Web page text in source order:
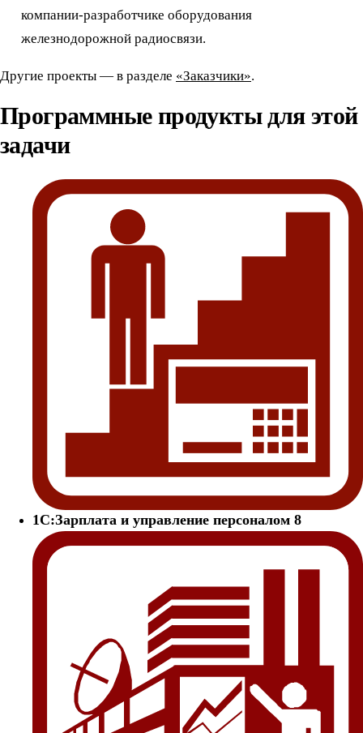
компании-разработчике оборудования
железнодорожной радиосвязи.
Другие проекты — в разделе «Заказчики».
Программные продукты для этой
задачи
1С:Зарплата и управление персоналом 8